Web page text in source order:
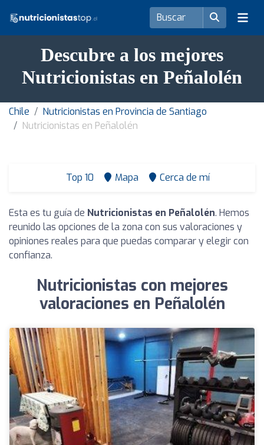
Descubre a los mejores
Nutricionistas en Peñalolén
Chile
Nutricionistas en Provincia de Santiago
Nutricionistas en Peñalolén
Top 10 Mapa Cerca de mí
Esta es tu guía de Nutricionistas en Peñalolén. Hemos
reunido las opciones de la zona con sus valoraciones y
opiniones reales para que puedas comparar y elegir con
confianza.
Nutricionistas con mejores
valoraciones en Peñalolén